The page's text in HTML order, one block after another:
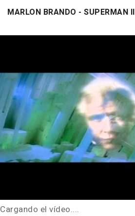
MARLON BRANDO - SUPERMAN II
Cargando el vídeo....